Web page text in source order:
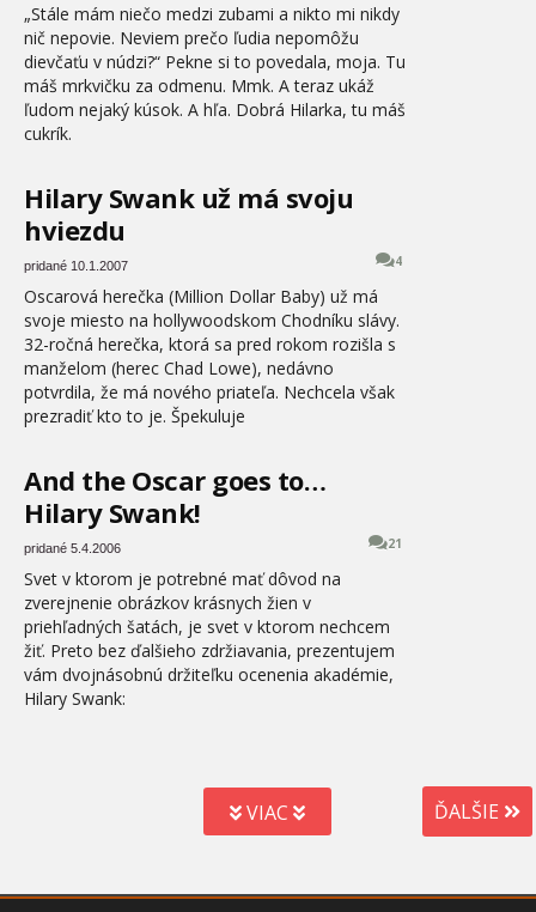
„Stále mám niečo medzi zubami a nikto mi nikdy
nič nepovie. Neviem prečo ľudia nepomôžu
dievčaťu v núdzi?“ Pekne si to povedala, moja. Tu
máš mrkvičku za odmenu. Mmk. A teraz ukáž
ľudom nejaký kúsok. A hľa. Dobrá Hilarka, tu máš
cukrík.
Hilary Swank už má svoju
hviezdu
4
pridané 10.1.2007
Oscarová herečka (Million Dollar Baby) už má
svoje miesto na hollywoodskom Chodníku slávy.
32-ročná herečka, ktorá sa pred rokom rozišla s
manželom (herec Chad Lowe), nedávno
potvrdila, že má nového priateľa. Nechcela však
prezradiť kto to je. Špekuluje
And the Oscar goes to…
Hilary Swank!
21
pridané 5.4.2006
Svet v ktorom je potrebné mať dôvod na
zverejnenie obrázkov krásnych žien v
priehľadných šatách, je svet v ktorom nechcem
žiť. Preto bez ďalšieho zdržiavania, prezentujem
vám dvojnásobnú držiteľku ocenenia akadémie,
Hilary Swank:
VIAC ĎALŠIE